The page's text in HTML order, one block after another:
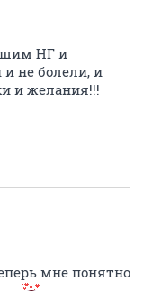
НГ и
не болели, и
и желания!!!
мне понятно